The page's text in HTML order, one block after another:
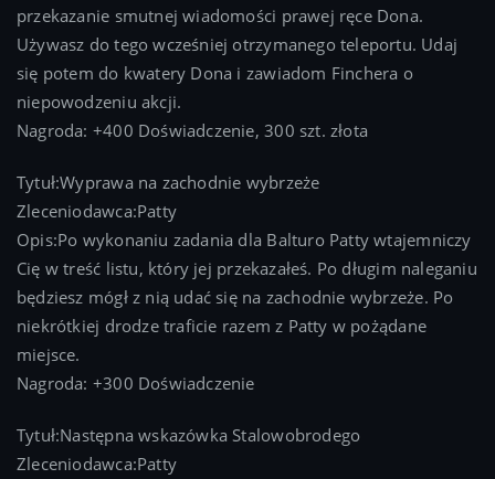
przekazanie smutnej wiadomości prawej ręce Dona.
Używasz do tego wcześniej otrzymanego teleportu. Udaj
się potem do kwatery Dona i zawiadom Finchera o
niepowodzeniu akcji.
Nagroda: +400 Doświadczenie, 300 szt. złota
Tytuł:Wyprawa na zachodnie wybrzeże
Zleceniodawca:Patty
Opis:Po wykonaniu zadania dla Balturo Patty wtajemniczy
Cię w treść listu, który jej przekazałeś. Po długim naleganiu
będziesz mógł z nią udać się na zachodnie wybrzeże. Po
niekrótkiej drodze traficie razem z Patty w pożądane
miejsce.
Nagroda: +300 Doświadczenie
Tytuł:Następna wskazówka Stalowobrodego
Zleceniodawca:Patty